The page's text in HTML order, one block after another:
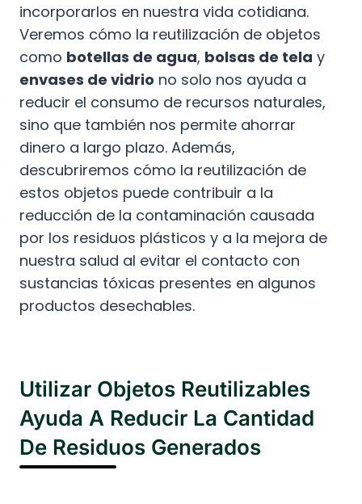
incorporarlos en nuestra vida cotidiana.
Veremos cómo la reutilización de objetos
como botellas de agua, bolsas de tela y
envases de vidrio no solo nos ayuda a
reducir el consumo de recursos naturales,
sino que también nos permite ahorrar
dinero a largo plazo. Además,
descubriremos cómo la reutilización de
estos objetos puede contribuir a la
reducción de la contaminación causada
por los residuos plásticos y a la mejora de
nuestra salud al evitar el contacto con
sustancias tóxicas presentes en algunos
productos desechables.
Utilizar Objetos Reutilizables
Ayuda A Reducir La Cantidad
De Residuos Generados